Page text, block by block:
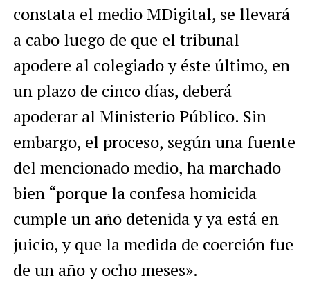
constata el medio MDigital, se llevará
a cabo luego de que el tribunal
apodere al colegiado y éste último, en
un plazo de cinco días, deberá
apoderar al Ministerio Público. Sin
embargo, el proceso, según una fuente
del mencionado medio, ha marchado
bien “porque la confesa homicida
cumple un año detenida y ya está en
juicio, y que la medida de coerción fue
de un año y ocho meses».